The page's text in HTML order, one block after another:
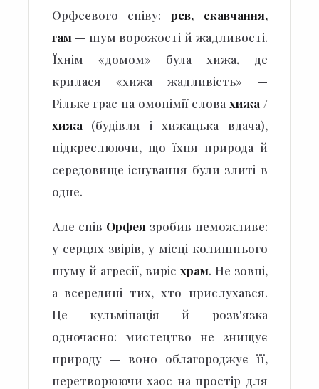
Орфеєвого співу: рев, скавчання,
гам— шум ворожості й жадливості.
Їхнім «домом» була хижа, де
крилася «хижа жадливість» —
Рільке грає на омонімії слова хижа /
хижа (будівля і хижацька вдача),
підкреслюючи, що їхня природа й
середовище існування були злиті в
одне.
Але спів Орфеязробив неможливе:
у серцях звірів, у місці колишнього
шуму й агресії, виріс храм. Не зовні,
а всередині тих, хто прислухався.
Це кульмінація й розв'язка
одночасно: мистецтво не знищує
природу — воно облагороджує її,
перетворюючи хаос на простір для